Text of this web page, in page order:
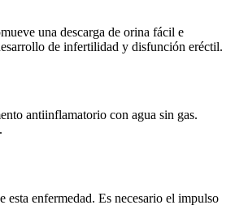
una descarga de orina fácil e
de infertilidad y disfunción eréctil.
antiinflamatorio con agua sin gas.
esta enfermedad. Es necesario el impulso